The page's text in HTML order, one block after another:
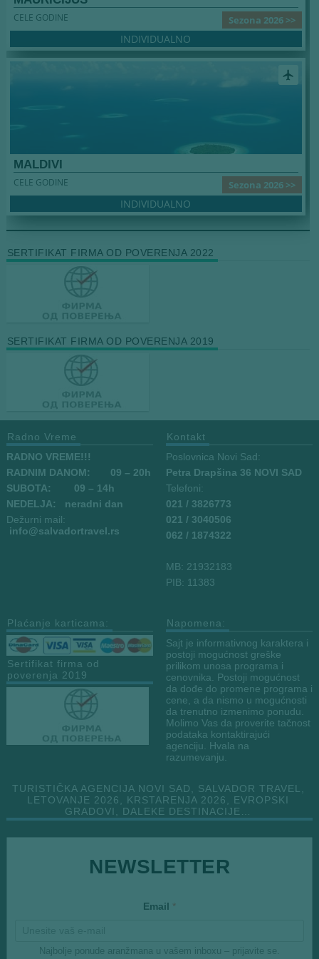
Sezona 2026 >>
CELE GODINE
INDIVIDUALNO
airplanemode_active
MALDIVI
Sezona 2026 >>
CELE GODINE
INDIVIDUALNO
SERTIFIKAT FIRMA OD POVERENJA 2022
SERTIFIKAT FIRMA OD POVERENJA 2019
Radno Vreme
RADNO VREME!!!
RADNIM DANOM:
09 – 20h
SUBOTA: 09 – 14h
NEDELJA: neradni dan
Dežurni mail:
info@salvadortravel.rs
Kontakt
Poslovnica Novi Sad:
Petra Drapšina 36 NOVI SAD
Telefoni:
021 / 3826773
021 / 3040506
062 / 1874322
MB: 21932183
PIB: 11383
Plaćanje karticama:
Sertifikat firma od
poverenja 2019
Napomena:
Sajt je informativnog karaktera i
postoji mogućnost greške
prilikom unosa programa i
cenovnika. Postoji mogućnost
da dođe do promene programa i
cene, a da nismo u mogućnosti
da trenutno izmenimo ponudu.
Molimo Vas da proverite tačnost
podataka kontaktirajući
agenciju. Hvala na
razumevanju.
TURISTIČKA AGENCIJA NOVI SAD, SALVADOR TRAVEL,
LETOVANJE 2026, KRSTARENJA 2026, EVROPSKI
GRADOVI, DALEKE DESTINACIJE…
NEWSLETTER
m
*
Email *
Najbolje ponude aranžmana u vašem inboxu – prijavite se.